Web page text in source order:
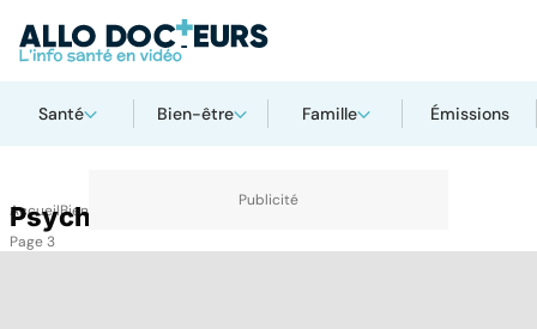
Santé Bien-être Famille Émissions
AccueilBien-être
Psycho
Page 3